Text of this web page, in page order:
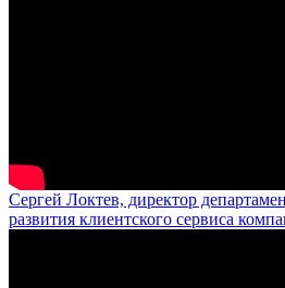
Сергей Локтев, директор
развития клиентского сервиса